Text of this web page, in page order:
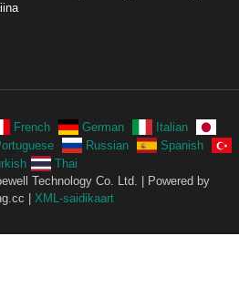
French German
Italian
Russian
Spanish
Thai
Technology Co. Ltd. | Powered by
| XML-saidikaart